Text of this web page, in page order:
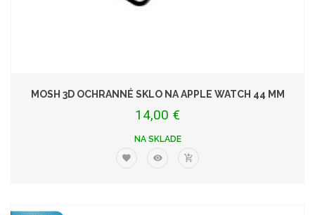
MOSH 3D OCHRANNÉ SKLO NA APPLE WATCH 44 MM
14,00 €
NA SKLADE